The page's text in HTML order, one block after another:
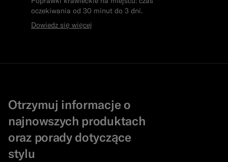
oczekiwania od 30 minut do 3 dni.
Dowiedz się więcej
Otrzymuj informacje o
najnowszych produktach
oraz porady dotyczące
stylu